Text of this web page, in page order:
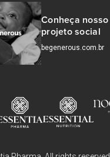
Conheça nosso
projeto social
begenerous.com.br